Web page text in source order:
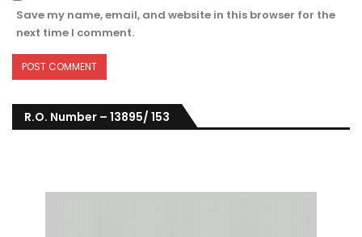
Save my name, email, and website in this browser for the
next time I comment.
R.O. Number – 13895/ 153